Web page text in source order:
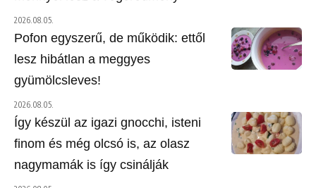
2026.08.05.
Pofon egyszerű, de működik: ettől
lesz hibátlan a meggyes
gyümölcsleves!
2026.08.05.
Így készül az igazi gnocchi, isteni
finom és még olcsó is, az olasz
nagymamák is így csinálják